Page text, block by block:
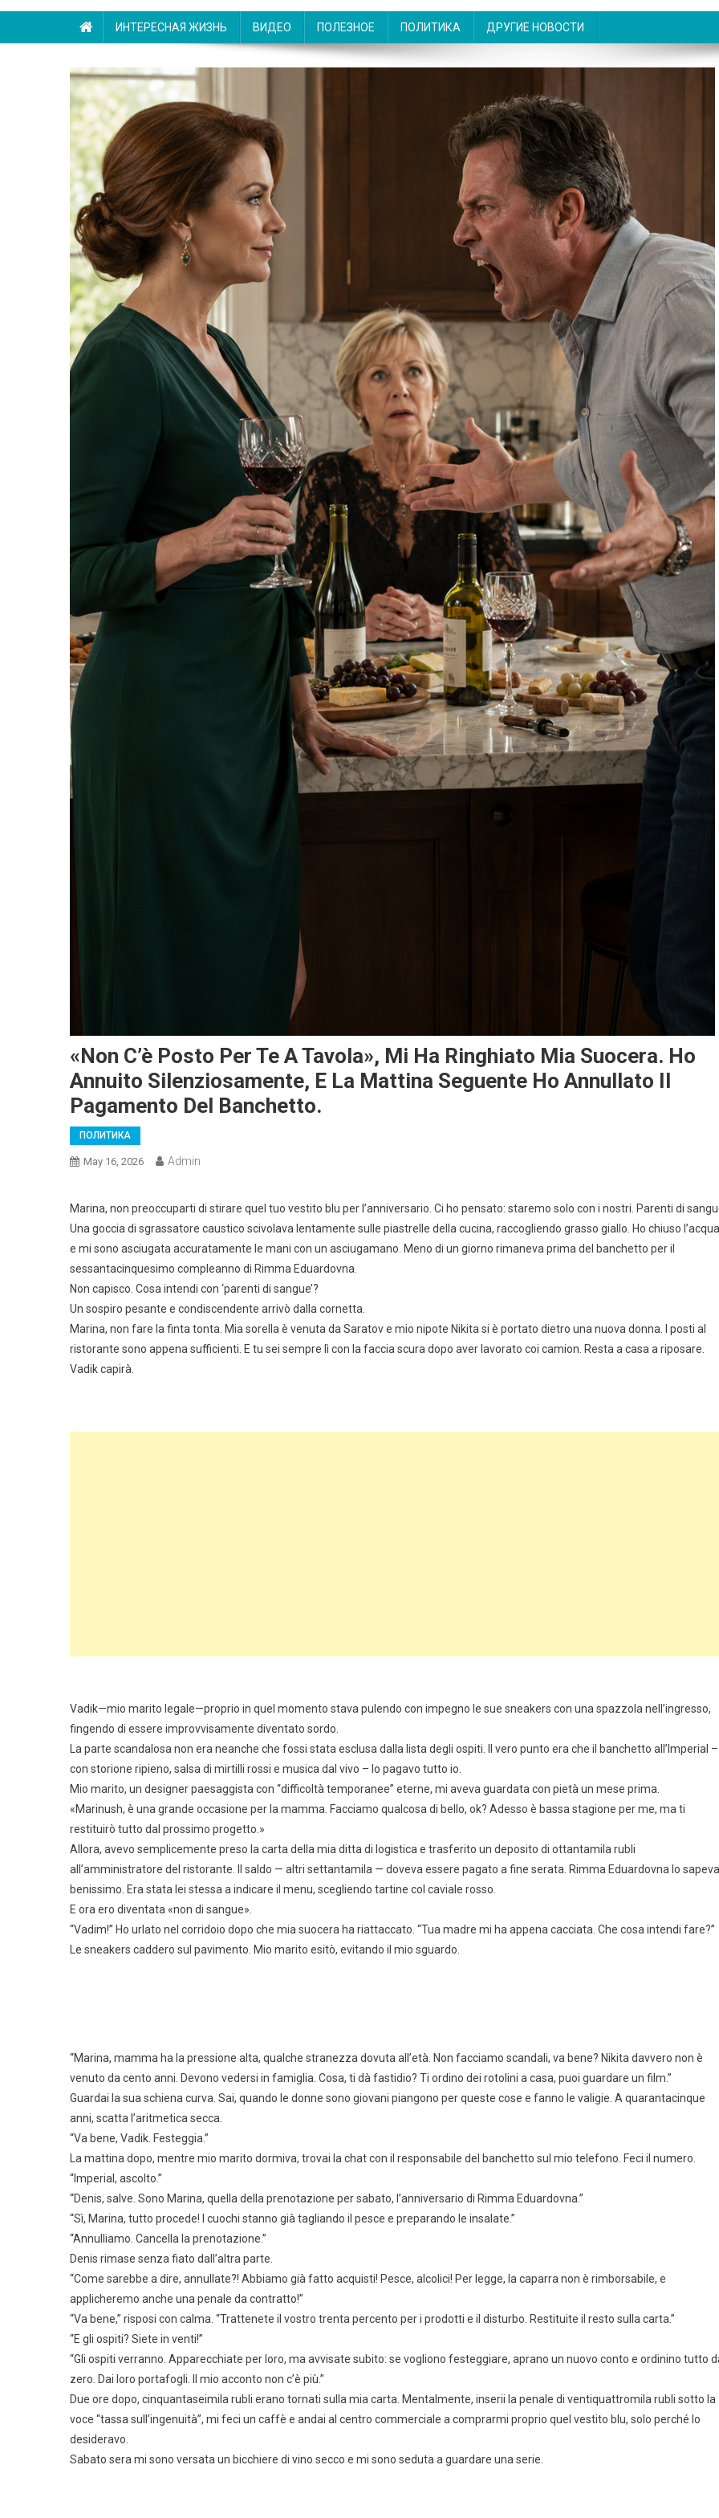
ИНТЕРЕСНАЯ ЖИЗНЬ ВИДЕО ПОЛЕЗНОЕ ПОЛИТИКА ДРУГИЕ НОВОСТИ
«Non C’è Posto Per Te A Tavola», Mi Ha Ringhiato Mia Suocera. Ho
Annuito Silenziosamente, E La Mattina Seguente Ho Annullato Il
Pagamento Del Banchetto.
ПОЛИТИКА
May 16, 2026 Admin
Marina, non preoccuparti di stirare quel tuo vestito blu per l’anniversario. Ci ho pensato: staremo solo con i nostri. Parenti di
Una goccia di sgrassatore caustico scivolava lentamente sulle piastrelle della cucina, raccogliendo grasso giallo. Ho chiuso l’acqua
e mi sono asciugata accuratamente le mani con un asciugamano. Meno di un giorno rimaneva prima del banchetto per il
sessantacinquesimo compleanno di Rimma Eduardovna.
Non capisco. Cosa intendi con ‘parenti di sangue’?
Un sospiro pesante e condiscendente arrivò dalla cornetta.
Marina, non fare la finta tonta. Mia sorella è venuta da Saratov e mio nipote Nikita si è portato dietro una nuova donna. I posti al
ristorante sono appena sufficienti. E tu sei sempre lì con la faccia scura dopo aver lavorato coi camion. Resta a casa a riposare.
Vadik capirà.
Vadik—mio marito legale—proprio in quel momento stava pulendo con impegno le sue sneakers con una spazzola nell’ingresso,
fingendo di essere improvvisamente diventato sordo.
La parte scandalosa non era neanche che fossi stata esclusa dalla lista degli ospiti. Il vero punto era che il banchetto all’Imperial –
con storione ripieno, salsa di mirtilli rossi e musica dal vivo – lo pagavo tutto io.
Mio marito, un designer paesaggista con “difficoltà temporanee” eterne, mi aveva guardata con pietà un mese prima.
«Marinush, è una grande occasione per la mamma. Facciamo qualcosa di bello, ok? Adesso è bassa stagione per me, ma ti
restituirò tutto dal prossimo progetto.»
Allora, avevo semplicemente preso la carta della mia ditta di logistica e trasferito un deposito di ottantamila rubli
all’amministratore del ristorante. Il saldo — altri settantamila — doveva essere pagato a fine serata. Rimma Eduardovna lo sapeva
benissimo. Era stata lei stessa a indicare il menu, scegliendo tartine col caviale rosso.
E ora ero diventata «non di sangue».
“Vadim!” Ho urlato nel corridoio dopo che mia suocera ha riattaccato. “Tua madre mi ha appena cacciata. Che cosa intendi fare?”
Le sneakers caddero sul pavimento. Mio marito esitò, evitando il mio sguardo.
“Marina, mamma ha la pressione alta, qualche stranezza dovuta all’età. Non facciamo scandali, va bene? Nikita davvero non è
venuto da cento anni. Devono vedersi in famiglia. Cosa, ti dà fastidio? Ti ordino dei rotolini a casa, puoi guardare un film.”
Guardai la sua schiena curva. Sai, quando le donne sono giovani piangono per queste cose e fanno le valigie. A quarantacinque
anni, scatta l’aritmetica secca.
“Va bene, Vadik. Festeggia.”
La mattina dopo, mentre mio marito dormiva, trovai la chat con il responsabile del banchetto sul mio telefono. Feci il numero.
“Imperial, ascolto.”
“Denis, salve. Sono Marina, quella della prenotazione per sabato, l’anniversario di Rimma Eduardovna.”
“Sì, Marina, tutto procede! I cuochi stanno già tagliando il pesce e preparando le insalate.”
“Annulliamo. Cancella la prenotazione.”
Denis rimase senza fiato dall’altra parte.
“Come sarebbe a dire, annullate?! Abbiamo già fatto acquisti! Pesce, alcolici! Per legge, la caparra non è rimborsabile, e
applicheremo anche una penale da contratto!”
“Va bene,” risposi con calma. “Trattenete il vostro trenta percento per i prodotti e il disturbo. Restituite il resto sulla carta.”
“E gli ospiti? Siete in venti!”
“Gli ospiti verranno. Apparecchiate per loro, ma avvisate subito: se vogliono festeggiare, aprano un nuovo conto e ordinino tutto
zero. Dai loro portafogli. Il mio acconto non c’è più.”
Due ore dopo, cinquantaseimila rubli erano tornati sulla mia carta. Mentalmente, inserii la penale di ventiquattromila rubli sotto la
voce “tassa sull’ingenuità”, mi feci un caffè e andai al centro commerciale a comprarmi proprio quel vestito blu, solo perché lo
desideravo.
Sabato sera mi sono versata un bicchiere di vino secco e mi sono seduta a guardare una serie.